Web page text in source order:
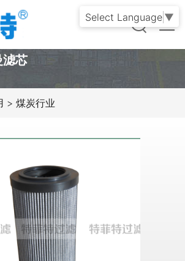
滤芯
> 煤炭行业
Select Language ▼